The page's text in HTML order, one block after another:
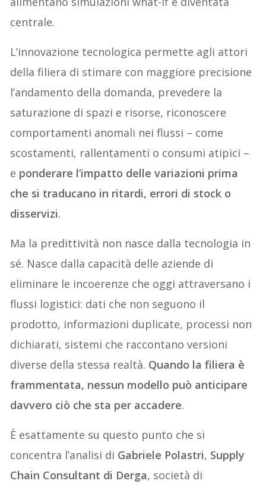
centrale.
L’innovazione tecnologica permette agli attori
della filiera di stimare con maggiore precisione
l’andamento della domanda, prevedere la
saturazione di spazi e risorse, riconoscere
comportamenti anomali nei flussi – come
scostamenti, rallentamenti o consumi atipici –
e ponderare l’impatto delle variazioni prima
che si traducano in ritardi, errori di stock o
disservizi.
Ma la predittività non nasce dalla tecnologia in
sé. Nasce dalla capacità delle aziende di
eliminare le incoerenze che oggi attraversano i
flussi logistici: dati che non seguono il
prodotto, informazioni duplicate, processi non
dichiarati, sistemi che raccontano versioni
diverse della stessa realtà. Quando la filiera è
frammentata, nessun modello può anticipare
davvero ciò che sta per accadere.
È esattamente su questo punto che si
concentra l’analisi di Gabriele Polastri, Supply
Chain Consultant di Derga, società di